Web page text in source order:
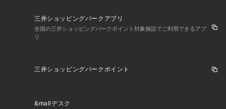
三井ショッピングパークアプリ
全国の三井ショッピングパークポイント対象施設でご利用できるアプ
リ
三井ショッピングパークポイント
&mallデスク